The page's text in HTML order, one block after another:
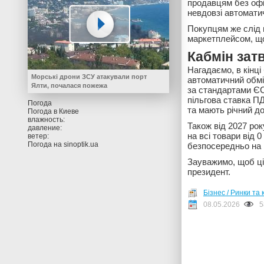
продавцям без
невдовзі
Покупцям же слід
маркетплейсом,
Кабмін
Нагадаємо, в
автоматичний
за стандартами
пільгова ставка
та мають річний
Також від 2027
на всі товари від
безпосередньо
Зауважимо, щоб ці
президент.
Бізнес / Ринки та
08.05.2026
Морські дрони ЗСУ атакували порт
Ялти, почалася пожежа
Погода
Погода в Киеве
влажность:
давление:
ветер:
Погода на sinoptik.ua